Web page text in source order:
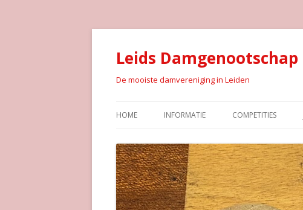
Leids Damgenootschap
De mooiste damvereniging in Leiden
HOME INFORMATIE COMPETITIES